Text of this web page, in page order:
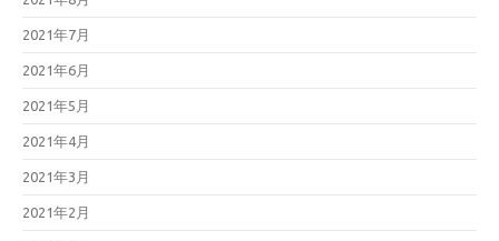
2021年7月
2021年6月
2021年5月
2021年4月
2021年3月
2021年2月